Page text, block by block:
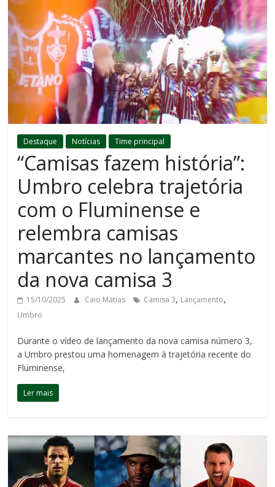
Destaque Notícias Time principal
“Camisas fazem história”:
Umbro celebra trajetória
com o Fluminense e
relembra camisas
marcantes no lançamento
da nova camisa 3
15/10/2025 Caio Matias Camisa 3, Lançamento,
Umbro
Durante o vídeo de lançamento da nova camisa número 3,
a Umbro prestou uma homenagem à trajetória recente do
Fluminense,
Ler mais